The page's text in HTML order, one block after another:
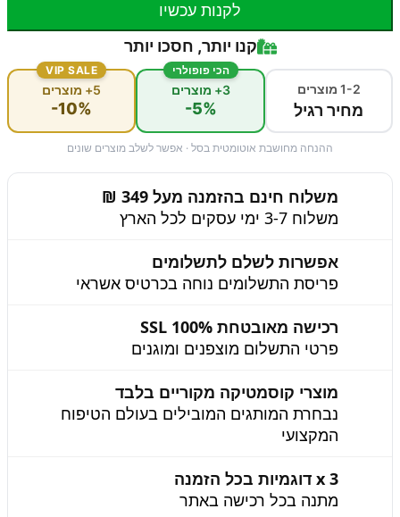
לקנות עכשיו
קנו יותר, חסכו יותר
1-2 מוצרים
מחיר רגיל
הכי פופולרי
3+ מוצרים
-5%
VIP SALE
5+ מוצרים
-10%
ההנחה מחושבת אוטומטית בסל · אפשר לשלב מוצרים שונים
משלוח חינם בהזמנה מעל 349 ₪
משלוח 3-7 ימי עסקים לכל הארץ
אפשרות לשלם לתשלומים
פריסת התשלומים נוחה בכרטיס אשראי
רכישה מאובטחת 100% SSL
פרטי התשלום מוצפנים ומוגנים
מוצרי קוסמטיקה מקוריים בלבד
נבחרת המותגים המובילים בעולם הטיפוח
המקצועי
3 x דוגמיות בכל הזמנה
מתנה בכל רכישה באתר